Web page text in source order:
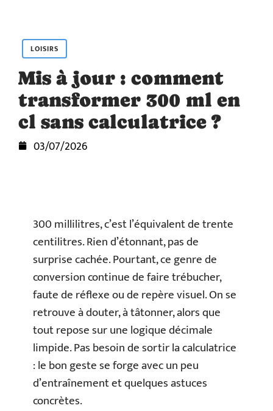
LOISIRS
Mis à jour : comment
transformer 300 ml en
cl sans calculatrice ?
03/07/2026
300 millilitres, c’est l’équivalent de trente
centilitres. Rien d’étonnant, pas de
surprise cachée. Pourtant, ce genre de
conversion continue de faire trébucher,
faute de réflexe ou de repère visuel. On se
retrouve à douter, à tâtonner, alors que
tout repose sur une logique décimale
limpide. Pas besoin de sortir la calculatrice
: le bon geste se forge avec un peu
d’entraînement et quelques astuces
concrètes.